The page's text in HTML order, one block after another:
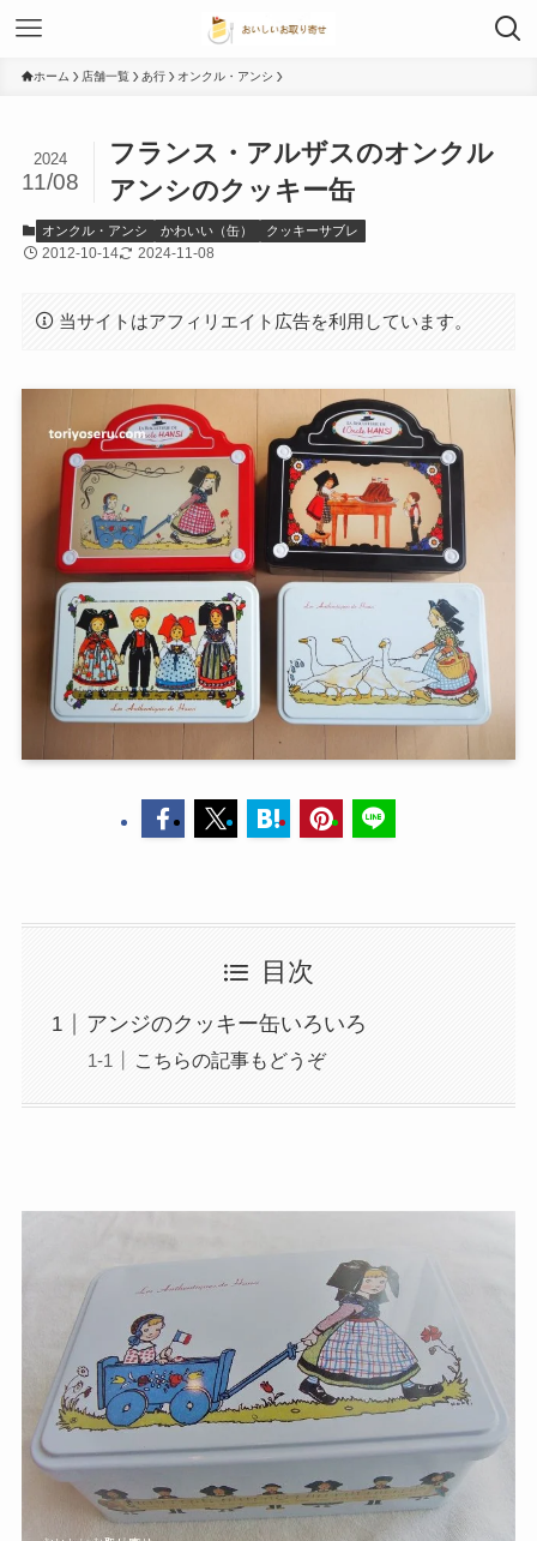
ホーム 店舗一覧 あ行 オンクル・アンシ
フランス・アルザスのオンクル
アンシのクッキー缶
2024
11/08
オンクル・アンシ かわいい（缶） クッキーサブレ
2012-10-14 2024-11-08
当サイトはアフィリエイト広告を利用しています。
目次
アンジのクッキー缶いろいろ
こちらの記事もどうぞ